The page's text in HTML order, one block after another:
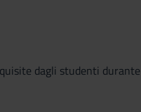
dagli studenti